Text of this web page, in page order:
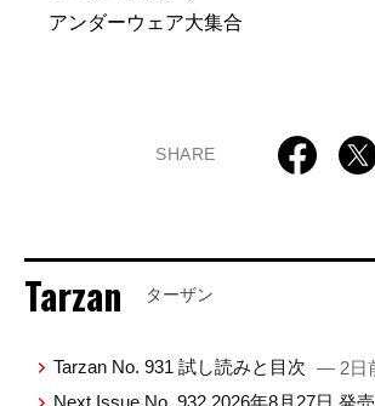
アンダーウェア大集合
SHARE
Tarzan ターザン
Tarzan No. 931 試し読みと目次 — 2日
Next Issue No. 932 2026年8月27日 発売